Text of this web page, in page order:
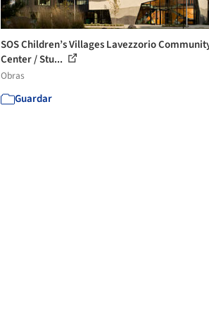
SOS Children’s Villages Lavezzorio
Center / Stu...
Obras
Guardar